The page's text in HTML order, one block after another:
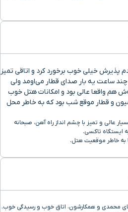
پذیرش خیلی خوب برخورد کرد و اتاقی تمیز
چند ساعت یه بار صدای قطار می‌اومد ولی
واقعا عالی بود و امکانات هتل خوب
و قطار موقع شب بود که به خاطر محل
عالی و تمیز با چشم انداز راه آهن، صبحانه
ایستگاه تاکسی.
خاطر موقعیت هتل.
آقای محمدی و همکارشون، اتاق خوب و رسیدگی خوب.